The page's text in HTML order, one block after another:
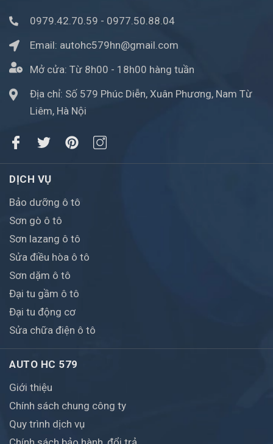
0979.42.70.59 - 0977.50.88.04
Email: autohc579hn@gmail.com
Mở cửa: Từ 8h00 - 18h00 hàng tuần
Địa chỉ: Số 579 Phúc Diễn, Xuân Phương, Nam Từ
Liêm, Hà Nội
DỊCH VỤ
Bảo dưỡng ô tô
Sơn gò ô tô
Sơn lazang ô tô
Sửa điều hòa ô tô
Sơn dặm ô tô
Đại tu gầm ô tô
Đại tu động cơ
Sửa chữa điện ô tô
AUTO HC 579
Giới thiệu
Chính sách chung công ty
Quy trình dịch vụ